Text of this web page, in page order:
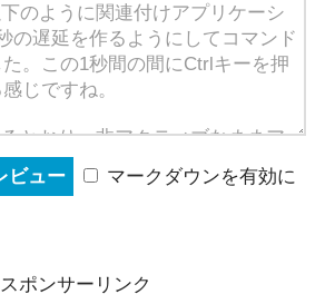
マークダウンを有効に
スポンサーリンク